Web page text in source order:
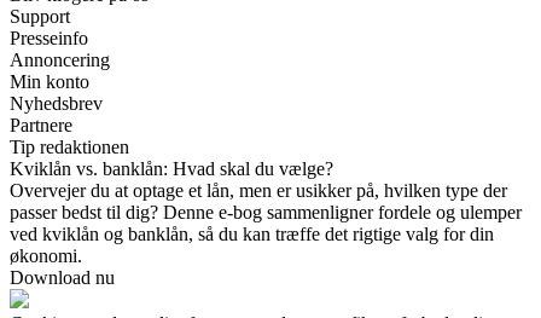
Support
Presseinfo
Annoncering
Min konto
Nyhedsbrev
Partnere
Tip redaktionen
Kviklån vs. banklån: Hvad skal du vælge?
Overvejer du at optage et lån, men er usikker på, hvilken type der
passer bedst til dig? Denne e-bog sammenligner fordele og ulemper
ved kviklån og banklån, så du kan træffe det rigtige valg for din
økonomi.
Download nu